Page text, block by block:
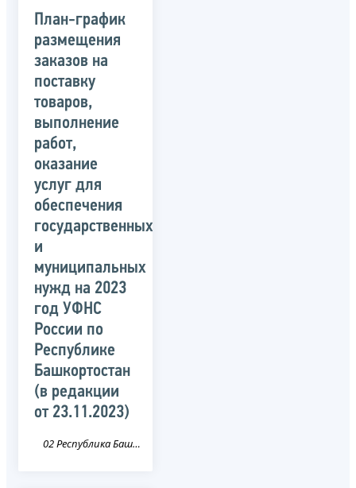
План-график
размещения
заказов на
поставку
товаров,
выполнение
работ,
оказание
услуг для
обеспечения
государственных
и
муниципальных
нужд на 2023
год УФНС
России по
Республике
Башкортостан
(в редакции
от 23.11.2023)
02 Республика Башкортостан